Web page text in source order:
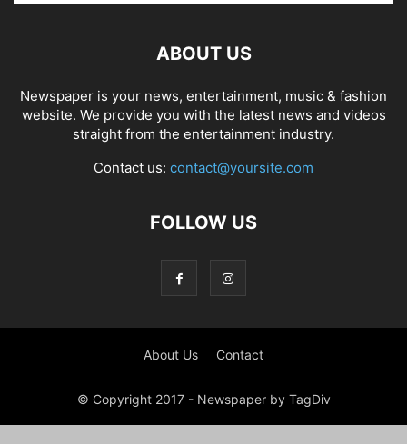
ABOUT US
Newspaper is your news, entertainment, music & fashion
website. We provide you with the latest news and videos
straight from the entertainment industry.
Contact us: contact@yoursite.com
FOLLOW US
About Us Contact
© Copyright 2017 - Newspaper by TagDiv